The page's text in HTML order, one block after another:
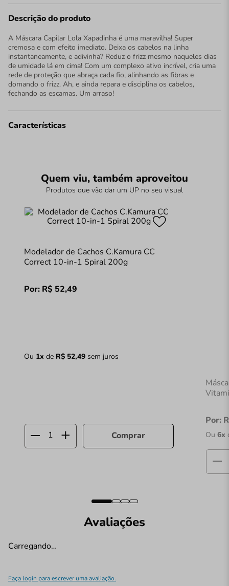
Descrição do produto
A Máscara Capilar Lola Xapadinha é uma maravilha! Super
cremosa e com efeito imediato. Deixa os cabelos na linha
instantaneamente, e adivinha? Reduz o frizz mesmo naqueles dias
de umidade lá em cima! Com um complexo ativo incrível, cria uma
rede de proteção que abraça cada fio, alinhando as fibras e
domando o frizz. Ah, e ainda repara e disciplina os cabelos,
fechando as escamas. Um arraso!
Características
Quem viu, também aproveitou
Produtos que vão dar um UP no seu visual
Modelador de Cachos C.Kamura CC
Correct 10-in-1 Spiral 200g
Por: R$ 52,49
Ou 1x de R$ 52,49sem juros
Comprar
Por:
Ou6x
Avaliações
Carregando…
Faça login para escrever uma avaliação.